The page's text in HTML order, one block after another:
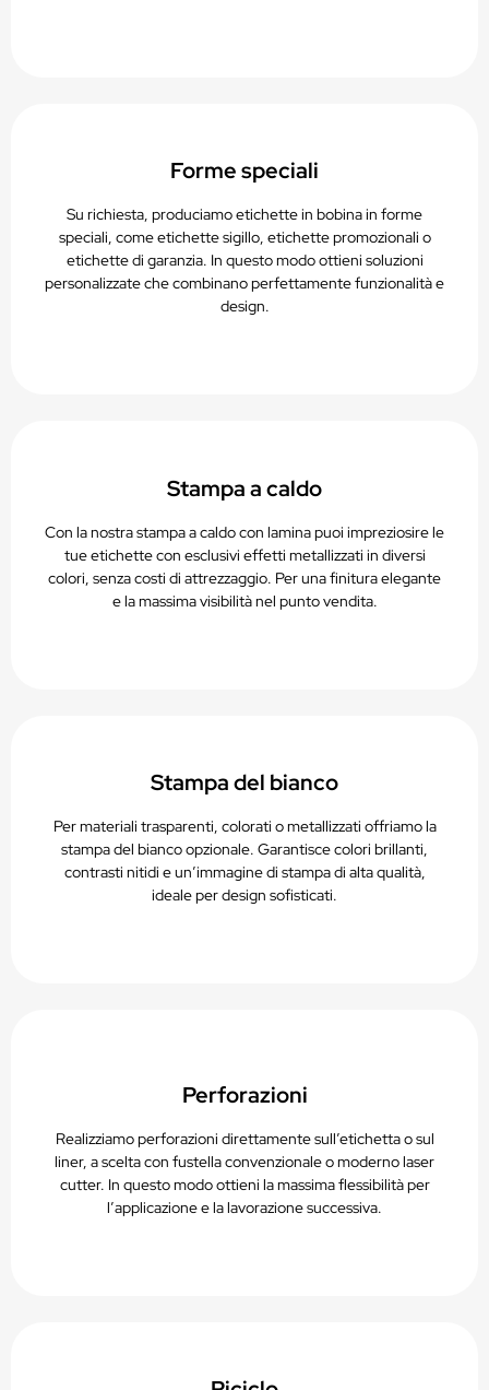
Forme speciali
Su richiesta, produciamo etichette in bobina in forme
speciali, come etichette sigillo, etichette promozionali o
etichette di garanzia. In questo modo ottieni soluzioni
personalizzate che combinano perfettamente funzionalità e
design.
Stampa a caldo
Con la nostra stampa a caldo con lamina puoi impreziosire le
tue etichette con esclusivi effetti metallizzati in diversi
colori, senza costi di attrezzaggio. Per una finitura elegante
e la massima visibilità nel punto vendita.
Stampa del bianco
Per materiali trasparenti, colorati o metallizzati offriamo la
stampa del bianco opzionale. Garantisce colori brillanti,
contrasti nitidi e un’immagine di stampa di alta qualità,
ideale per design sofisticati.
Perforazioni
Realizziamo perforazioni direttamente sull’etichetta o sul
liner, a scelta con fustella convenzionale o moderno laser
cutter. In questo modo ottieni la massima flessibilità per
l’applicazione e la lavorazione successiva.